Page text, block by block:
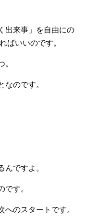
出来事」
を自由にの
ばいいのです。
。
なのです。
んですよ。
です。
のスタートです。